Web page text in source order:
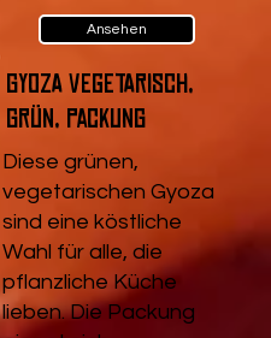
Ansehen
Gyoza vegetarisch,
Grün, Packung
Diese grünen,
vegetarischen Gyoza
sind eine köstliche
Wahl für alle, die
pflanzliche Küche
lieben. Die Packung